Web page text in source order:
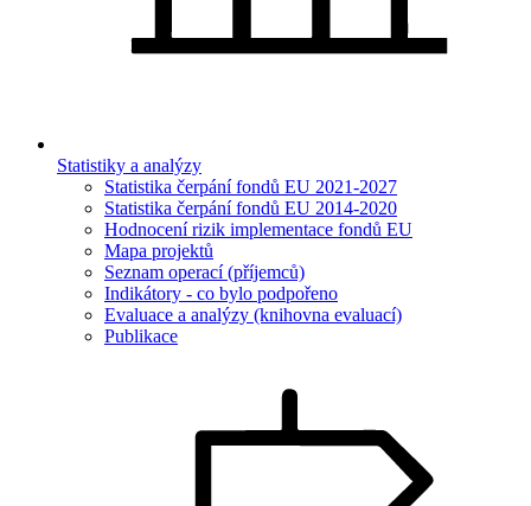
Statistiky a analýzy
Statistika čerpání fondů EU 2021-2027
Statistika čerpání fondů EU 2014-2020
Hodnocení rizik implementace fondů EU
Mapa projektů
Seznam operací (příjemců)
Indikátory - co bylo podpořeno
Evaluace a analýzy (knihovna evaluací)
Publikace